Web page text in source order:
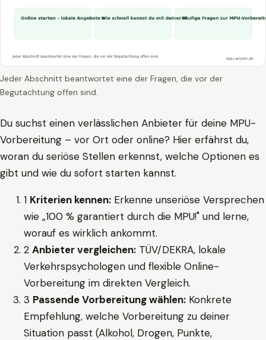
Jeder Abschnitt beantwortet eine der Fragen, die vor der
Begutachtung offen sind.
Du suchst einen verlässlichen Anbieter für deine MPU-
Vorbereitung – vor Ort oder online? Hier erfährst du,
woran du seriöse Stellen erkennst, welche Optionen es
gibt und wie du sofort starten kannst.
1 Kriterien kennen: Erkenne unseriöse Versprechen
wie „100 % garantiert durch die MPU!" und lerne,
worauf es wirklich ankommt.
2 Anbieter vergleichen: TÜV/DEKRA, lokale
Verkehrspsychologen und flexible Online-
Vorbereitung im direkten Vergleich.
3 Passende Vorbereitung wählen: Konkrete
Empfehlung, welche Vorbereitung zu deiner
Situation passt (Alkohol, Drogen, Punkte,